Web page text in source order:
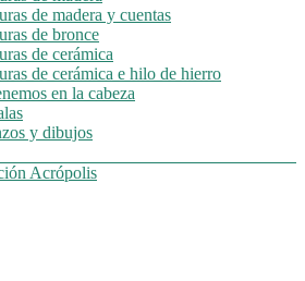
de madera y cuentas
de bronce
de cerámica
de cerámica e hilo de hierro
en la cabeza
y dibujos
Acrópolis